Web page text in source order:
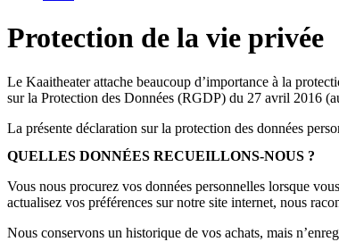
Protection de la vie privée
Le Kaaitheater attache beaucoup d’importance à la
sur la Protection des Données (RGDP) du 27 avril 2016
La présente déclaration sur la protection des données
QUELLES DONNÉES RECUEILLONS-NOUS ?
Vous nous procurez vos données personnelles lorsque
actualisez vos préférences sur notre site internet, nous
Nous conservons un historique de vos achats, mais